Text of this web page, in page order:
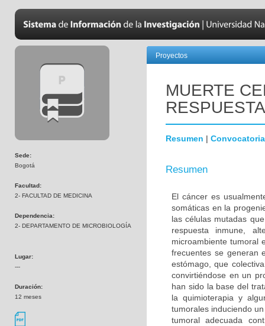
Sede:
Bogotá
Facultad:
2- FACULTAD DE MEDICINA
Dependencia:
2- DEPARTAMENTO DE MICROBIOLOGÍA
Lugar:
---
Duración:
12 meses
Proyectos
MUERTE
Resumen | Convocatoria
Resumen
El cáncer es
somáticas en la
las células mutadas
respuesta inmune,
microambiente tumoral
frecuentes se generan
estómago, que
convirtiéndose en un
han sido la base del
la quimioterapia y
tumorales induciendo
tumoral adecuada